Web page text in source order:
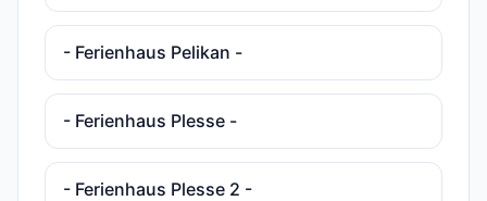
- Ferienhaus Pelikan -
- Ferienhaus Plesse -
- Ferienhaus Plesse 2 -